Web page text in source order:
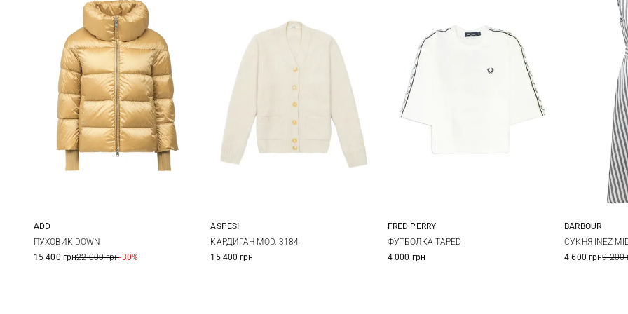
38 40
ADD
ПУХОВИК DOWN
15 400 грн22 000 грн-30%
38 40
ASPESI
КАРДИГАН MOD. 3184
15 400 грн
6 8
FRED PERRY
ФУТБОЛКА TAPED
4 000 грн
6
BARBOUR
СУКНЯ INEZ
4 600 грн9 200